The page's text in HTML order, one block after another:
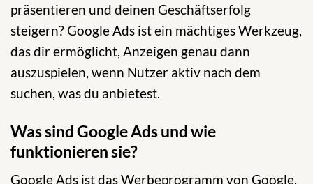
präsentieren und deinen Geschäftserfolg
steigern? Google Ads ist ein mächtiges Werkzeug,
das dir ermöglicht, Anzeigen genau dann
auszuspielen, wenn Nutzer aktiv nach dem
suchen, was du anbietest.
Was sind Google Ads und wie
funktionieren sie?
Google Ads ist das Werbeprogramm von Google,